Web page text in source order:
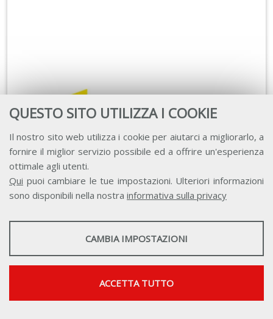
QUESTO SITO UTILIZZA I COOKIE
Il nostro sito web utilizza i cookie per aiutarci a migliorarlo, a
fornire il miglior servizio possibile ed a offrire un'esperienza
ottimale agli utenti.
Qui puoi cambiare le tue impostazioni. Ulteriori informazioni
sono disponibili nella nostra informativa sulla privacy
STATISTICHE
Mostra maggiori informazioni
Google Analytics
CAMBIA IMPOSTAZIONI
ACCETTA TUTTO
Fondazione EY Italia Onlus
Nel 2012 nasce la Fondazione EY Italia Onlus, un
organismo autonomo la cui missione è promuovere –
anche grazie alla collaborazione con il network Ey - un